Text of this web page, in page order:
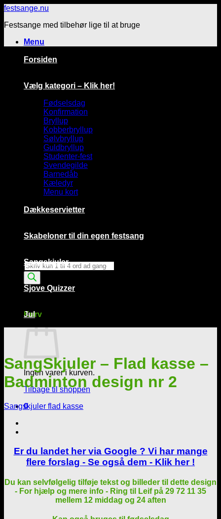
Fortsæt
indhold
festsange.nu
Festsange med tilbehør lige til at bruge
Menu
Products
search
Kurv
Ingen varer i kurven.
Tilbage til shoppen
0
Forsiden
Vælg kategori – Klik her!
Fødselsdag
Konfirmation
Bryllup
Kobberbryllup
Sølvbryllup
Guldbryllup
Studenter-fest
Svendegilde
Barnedåb
Kæledyr
Menu kort
Dækkeservietter
Skabeloner til din egen festsang
Sangskjuler
Sjove Quizzer
Jul
SangSkjuler – Flad kasse –
Badminton design nr 2
Sangskjuler flad kasse
Er du landet her via Google ? Vi har mange
flere forslag - Se også dem - Klik her !
Du kan selvfølgelig tilføje tekst og billeder til dette design
- For hjælp og mere info - Ring til Leif på 29 72 11 35
mellem 12 middag og 24 aften